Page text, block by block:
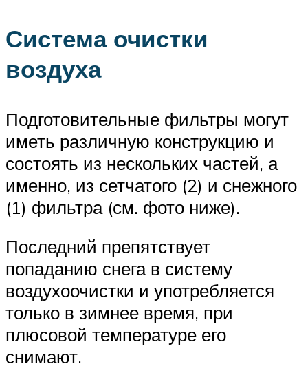
Система очистки
воздуха
Подготовительные фильтры могут
иметь различную конструкцию и
состоять из нескольких частей, а
именно, из сетчатого (2) и снежного
(1) фильтра (см. фото ниже).
Последний препятствует
попаданию снега в систему
воздухоочистки и употребляется
только в зимнее время, при
плюсовой температуре его
снимают.